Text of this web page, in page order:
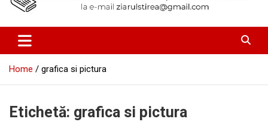
Home grafica si pictura
Etichetă: grafica si pictura